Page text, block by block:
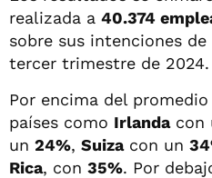
realizada a 40.374
sobre sus intenciones
tercer trimestre de 2024.
Por encima del
países como Irlandacon
un 24%, Suizacon un
Rica, con 35%. Por